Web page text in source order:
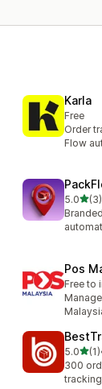
Karla
Free
Order
Flow
5.0滿分
(3)
共有 3
Pos
Free to
5.0滿分
(1)
共有 1
300